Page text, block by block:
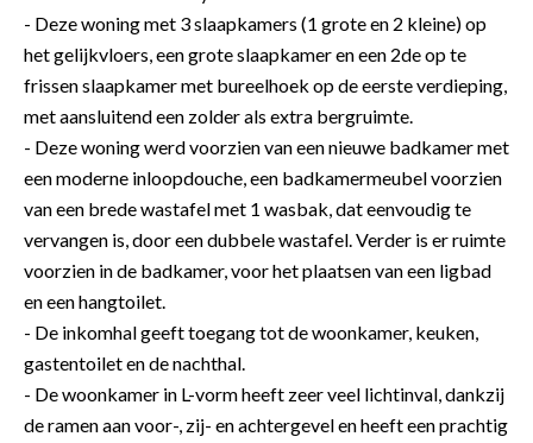
- Deze woning met 3 slaapkamers (1 grote en 2 kleine) op
het gelijkvloers, een grote slaapkamer en een 2de op te
frissen slaapkamer met bureelhoek op de eerste verdieping,
met aansluitend een zolder als extra bergruimte.
- Deze woning werd voorzien van een nieuwe badkamer met
een moderne inloopdouche, een badkamermeubel voorzien
van een brede wastafel met 1 wasbak, dat eenvoudig te
vervangen is, door een dubbele wastafel. Verder is er ruimte
voorzien in de badkamer, voor het plaatsen van een ligbad
en een hangtoilet.
- De inkomhal geeft toegang tot de woonkamer, keuken,
gastentoilet en de nachthal.
- De woonkamer in L-vorm heeft zeer veel lichtinval, dankzij
de ramen aan voor-, zij- en achtergevel en heeft een prachtig